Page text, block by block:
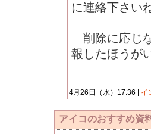
に連絡下さい
削除に応じ
報したほうが
4月26日（水）17:36 | イ
アイコのおすすめ資